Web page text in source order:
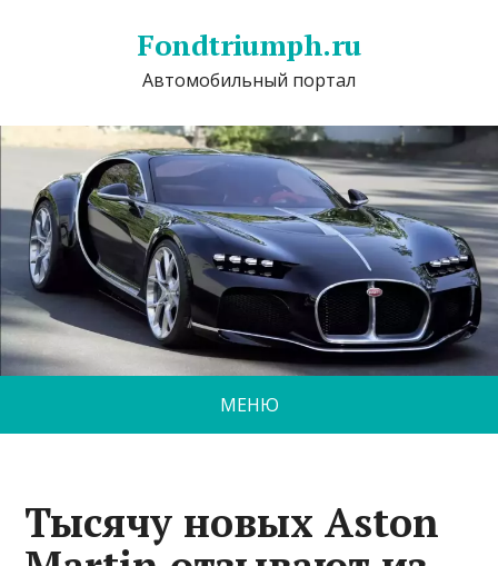
Fondtriumph.ru
Автомобильный портал
МЕНЮ
Тысячу новых Aston